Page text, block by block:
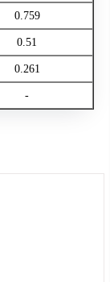
0.759
0.51
0.261
-